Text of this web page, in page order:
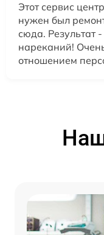
Этот сервис
нужен был
сюда. Результат
нареканий!
отношением